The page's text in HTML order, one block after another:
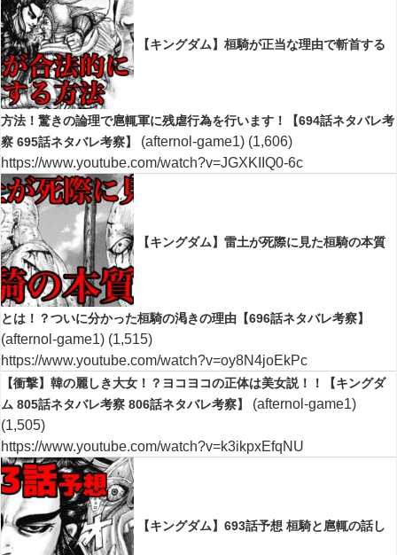
【キングダム】桓騎が正当な理由で斬首する
方法！驚きの論理で扈輒軍に残虐行為を行います！【694話ネタバレ考
察 695話ネタバレ考察】
(afternol-game1) (1,606)
https://www.youtube.com/watch?v=JGXKIIQ0-6c
【キングダム】雷土が死際に見た桓騎の本質
とは！？ついに分かった桓騎の渇きの理由【696話ネタバレ考察】
(afternol-game1) (1,515)
https://www.youtube.com/watch?v=oy8N4joEkPc
【衝撃】韓の麗しき大女！？ヨコヨコの正体は美女説！！【キングダ
ム 805話ネタバレ考察 806話ネタバレ考察】
(afternol-game1)
(1,505)
https://www.youtube.com/watch?v=k3ikpxEfqNU
【キングダム】693話予想 桓騎と扈輒の話し